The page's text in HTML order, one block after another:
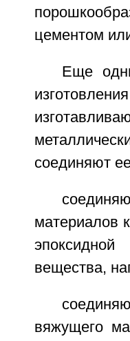
цементом
Еще
соединяют
материалов
вещества,
вяжущего